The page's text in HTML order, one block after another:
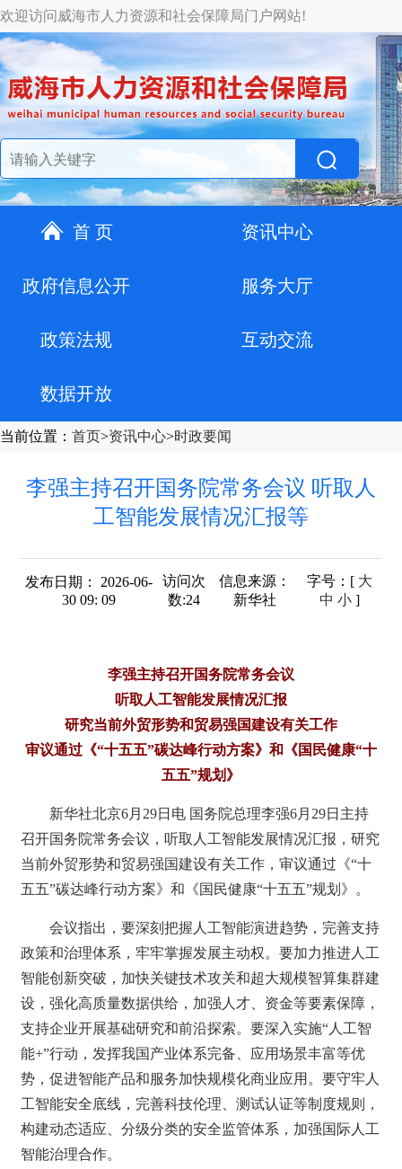
欢迎访问威海市人力资源和社会保障局门户网站!
首 页 资讯中心
政府信息公开 服务大厅
政策法规 互动交流
数据开放
当前位置 ： 首页>资讯中心>时政要闻
李强主持召开国务院常务会议 听取人
工智能发展情况汇报等
发布日期： 2026-06-
30 09: 09
访问次
数:24
信息来源：
新华社
字号：[ 大
中 小]
李强主持召开国务院常务会议
听取人工智能发展情况汇报
研究当前外贸形势和贸易强国建设有关工作
审议通过《“十五五”碳达峰行动方案》和《国民健康“十
五五”规划》
新华社北京6月29日电 国务院总理李强6月29日主持
召开国务院常务会议，听取人工智能发展情况汇报，研究
当前外贸形势和贸易强国建设有关工作，审议通过《“十
五五”碳达峰行动方案》和《国民健康“十五五”规划》。
会议指出，要深刻把握人工智能演进趋势，完善支持
政策和治理体系，牢牢掌握发展主动权。要加力推进人工
智能创新突破，加快关键技术攻关和超大规模智算集群建
设，强化高质量数据供给，加强人才、资金等要素保障，
支持企业开展基础研究和前沿探索。要深入实施“人工智
能+”行动，发挥我国产业体系完备、应用场景丰富等优
势，促进智能产品和服务加快规模化商业应用。要守牢人
工智能安全底线，完善科技伦理、测试认证等制度规则，
构建动态适应、分级分类的安全监管体系，加强国际人工
智能治理合作。